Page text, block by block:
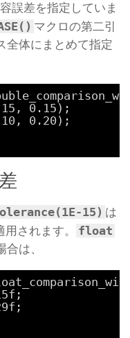
誤差を指定していま
マクロの第二引
全体にまとめて指定
0.15);
0.20);
15) は
されます。 float
は、